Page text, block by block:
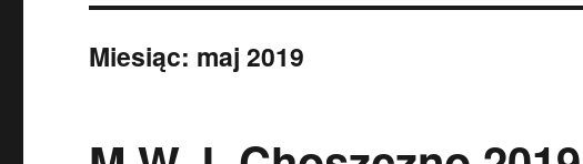
Miesiąc: maj 2019